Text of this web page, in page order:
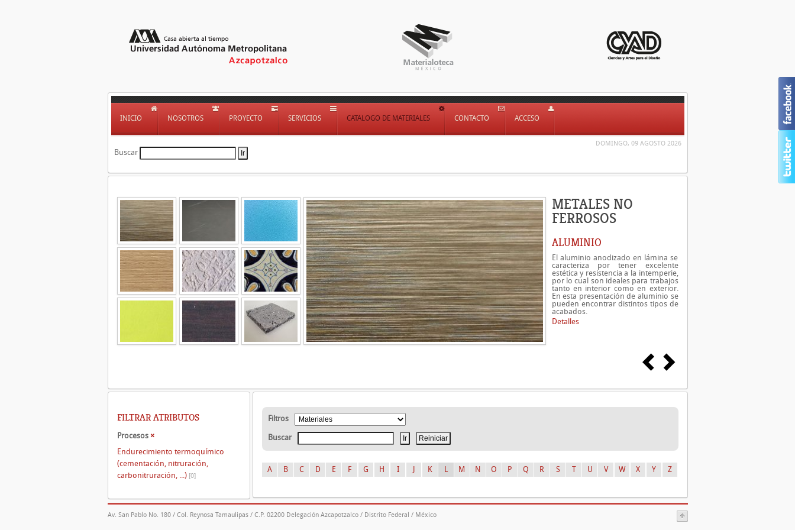
INICIO NOSOTROS PROYECTO SERVICIOS CATÁLOGO DE MATERIALES CONTACTO ACCESO
DOMINGO, 09 AGOSTO 2026
Buscar
METALES NO
FERROSOS
ALUMINIO
El aluminio anodizado en lámina se
caracteriza por tener excelente
estética y resistencia a la intemperie,
por lo cual son ideales para trabajos
tanto en interior como en exterior.
En esta presentación de aluminio se
pueden encontrar distintos tipos de
acabados.
Detalles
Filtros
Buscar
A B C D E F G H I K L M N O P Q R S T U V W X Y Z
FILTRAR ATRIBUTOS
Procesos ×
Endurecimiento termoquímico
(cementación, nitruración,
carbonitruración, ...) [0]
Av. San Pablo No. 180 / Col. Reynosa Tamaulipas / C.P. 02200 Delegación Azcapotzalco / Distrito Federal / México